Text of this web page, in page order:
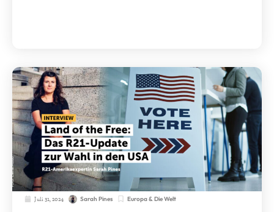
Juli 31, 2024 Sarah Pines Europa & Die Welt